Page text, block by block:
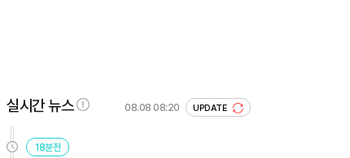
실시간 뉴스 08.08 08:20 UPDATE
18분전